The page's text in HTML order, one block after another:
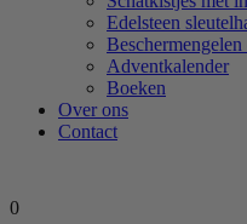
Edelsteen
Adventkalender
Boeken
Over ons
Contact
0